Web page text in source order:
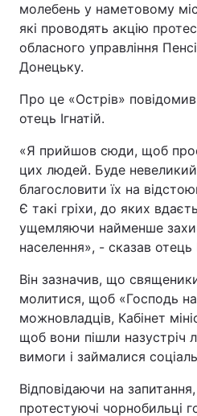
молебень у наметовому
які проводять акцію
обласного управління
Донецьку.
Про це «Острів»
отець Ігнатій.
«Я прийшов сюди, щоб
цих людей. Буде
благословити їх на
Є такі гріхи, до яких
ущемляючи найменше
населення», - сказав отець
Він зазначив, що
молитися, щоб «Господь
можновладців, Кабінет
щоб вони пішли назустріч
вимоги і займалися
Відповідаючи на
протестуючі чорнобильці